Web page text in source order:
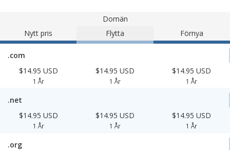
Domän
Nytt pris
Flytta Förnya
.com
$14.95 USD
1 År
$14.95 USD
1 År
$14.95 USD
1 År
.net
$14.95 USD
1 År
$14.95 USD
1 År
$14.95 USD
1 År
.org